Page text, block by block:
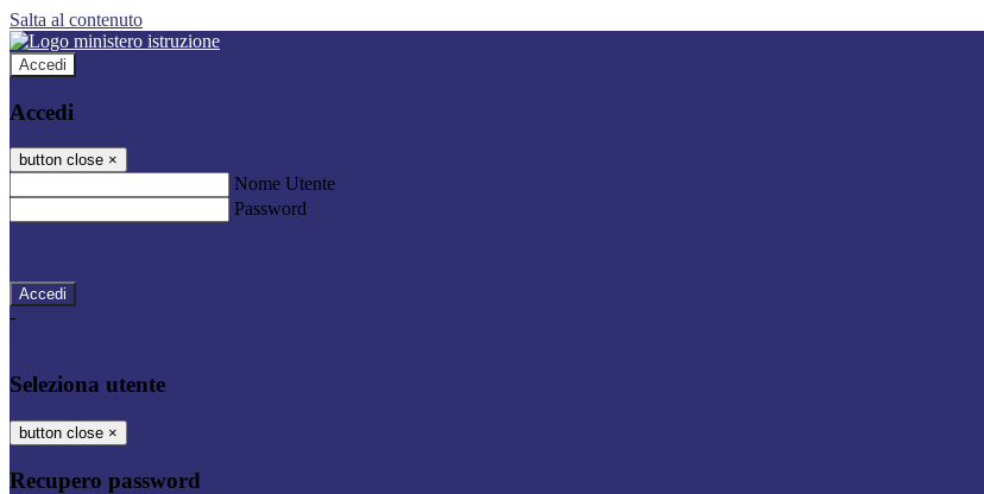
Salta al contenuto
Accedi
Accedi
button close ×
Nome Utente
Password
-
Seleziona utente
button close ×
Recupero password